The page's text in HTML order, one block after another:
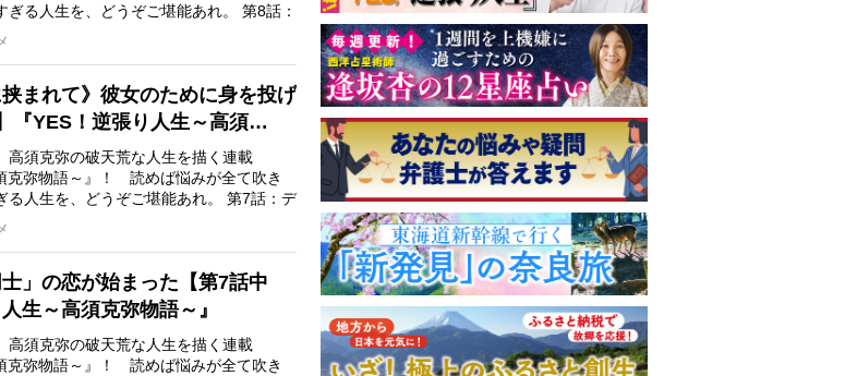
ぎる人生を、どうぞご堪能あれ。 第8話：
挟まれて》彼女のために身を投げ
『YES！逆張り人生～高須…
高須克弥の破天荒な人生を描く連載
克弥物語～』！ 読めば悩みが全て吹き
る人生を、どうぞご堪能あれ。 第7話：デ
」の恋が始まった【第7話中
生～高須克弥物語～』
高須克弥の破天荒な人生を描く連載
克弥物語～』！ 読めば悩みが全て吹き